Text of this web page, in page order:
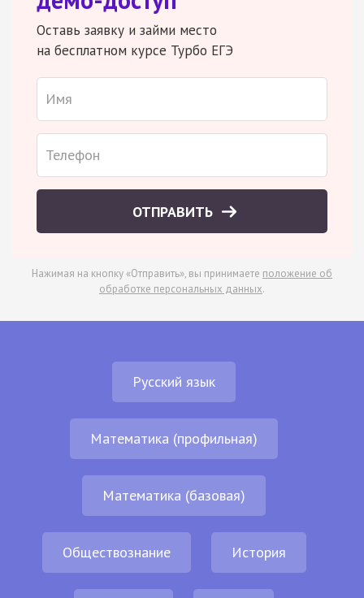
Оставь заявку и займи место
на бесплатном курсе Турбо ЕГЭ
ОТПРАВИТЬ
Нажимая на кнопку «Отправить», вы принимаете положение об
обработке персональных данных.
Русский язык
Математика (профильная)
Математика (базовая)
Обществознание История